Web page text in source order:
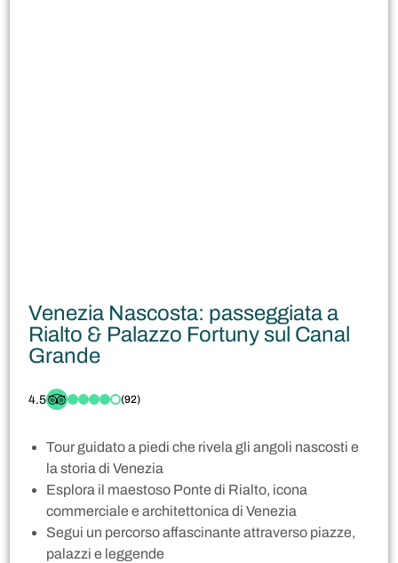
Venezia Nascosta: passeggiata a
Rialto & Palazzo Fortuny sul Canal
Grande
4.5 (92)
Tour guidato a piedi che rivela gli angoli nascosti e
la storia di Venezia
Esplora il maestoso Ponte di Rialto, icona
commerciale e architettonica di Venezia
Segui un percorso affascinante attraverso piazze,
palazzi e leggende